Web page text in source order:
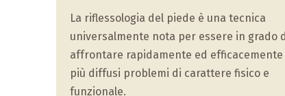
La riflessologia del piede è una tecnica
universalmente nota per essere in grado
affrontare rapidamente ed efficacemente
più diffusi problemi di carattere fisico e
funzionale.